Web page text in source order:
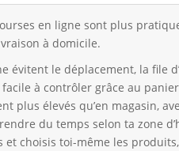
en ligne sont plus
à domicile.
évitent le déplacement, la file
à contrôler grâce au
plus élevés qu’en magasin,
du temps selon ta zone
et choisis toi-même les